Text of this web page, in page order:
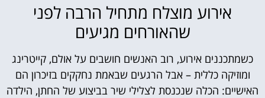
אירוע מוצלח מתחיל הרבה לפני
שהאורחים מגיעים
אירוע, רוב האנשים חושבים על אולם, קייטרינג
כללית – אבל הרגעים שבאמת נחקקים בזיכרון הם
הכלה שנכנסת לצלילי שיר בביצוע של החתן, הילדה